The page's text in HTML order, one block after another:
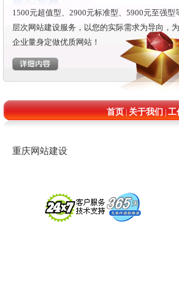
1500元超值型、2900元标准型、5900元至强型
层次网站建设服务，以您的实际需求为导向，
企业量身定做优质网站！
首页 关于我们 工
重庆网站建设